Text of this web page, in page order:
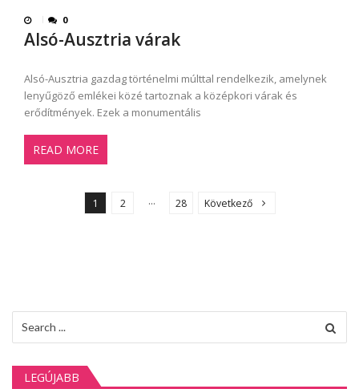
0
Alsó-Ausztria várak
Alsó-Ausztria gazdag történelmi múlttal rendelkezik, amelynek
lenyűgöző emlékei közé tartoznak a középkori várak és
erődítmények. Ezek a monumentális
READ MORE
z
é
s
1 2 … 28 Következő
for:
LEGÚJABB